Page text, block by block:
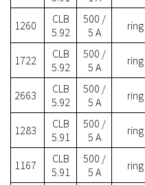
1260
CLB
5.92
500 /
5 A
ring
1722
CLB
5.92
500 /
5 A
ring
2663
CLB
5.92
500 /
5 A
ring
1283
CLB
5.91
500 /
5 A
ring
1167
CLB
5.91
500 /
5 A
ring